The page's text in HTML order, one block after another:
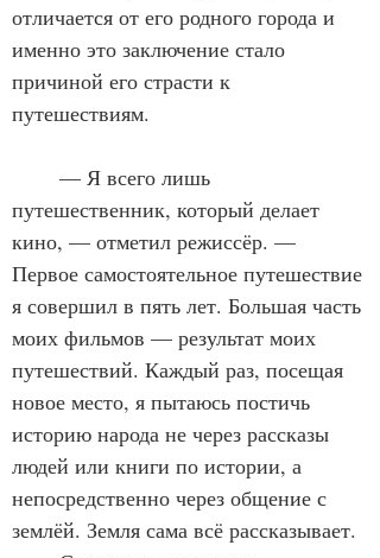
отличается от его родного города и
именно это заключение стало
причиной его страсти к
путешествиям.
путешественник, который делает
кино, — отметил режиссёр. —
Первое самостоятельное путешествие
я совершил в пять лет. Большая часть
моих фильмов — результат моих
путешествий. Каждый раз, посещая
новое место, я пытаюсь постичь
историю народа не через рассказы
людей или книги по истории, а
непосредственно через общение с
землёй. Земля сама всё рассказывает.